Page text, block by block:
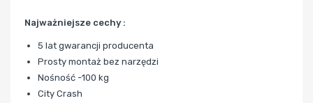
Najważniejsze cechy :
5 lat gwarancji producenta
Prosty montaż bez narzędzi
Nośność -100 kg
City Crash